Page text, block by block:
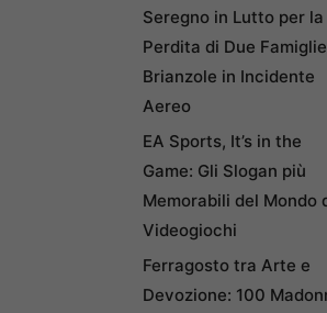
Seregno in Lutto per la
Perdita di Due Famiglie
Brianzole in Incidente
Aereo
EA Sports, It’s in the
Game: Gli Slogan più
Memorabili del Mondo
Videogiochi
Ferragosto tra Arte e
Devozione: 100